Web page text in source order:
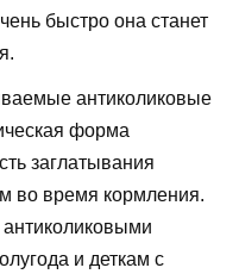
быстро она станет
антиколиковые
форма
заглатывания
во время кормления.
и деткам с